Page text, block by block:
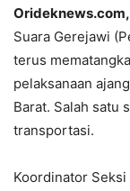
Orideknews.com,
Suara Gerejawi
terus
pelaksanaan
Barat. Salah satu
transportasi.
Koordinator